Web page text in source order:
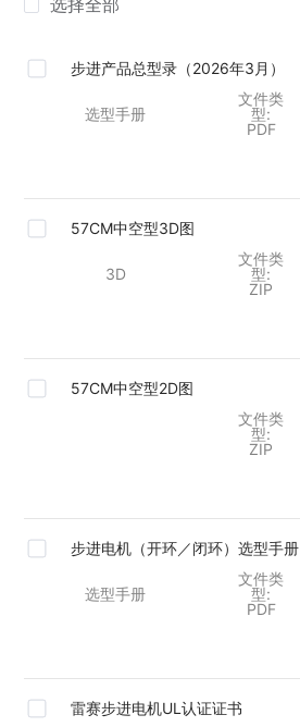
步进产品总型录（2026年3月）
选型手册
文件类
型:
PDF
57CM中空型3D图
3D
文件类
型:
ZIP
57CM中空型2D图
文件类
型:
ZIP
步进电机（开环／闭环）选型手册
选型手册
文件类
型:
PDF
雷赛步进电机UL认证证书